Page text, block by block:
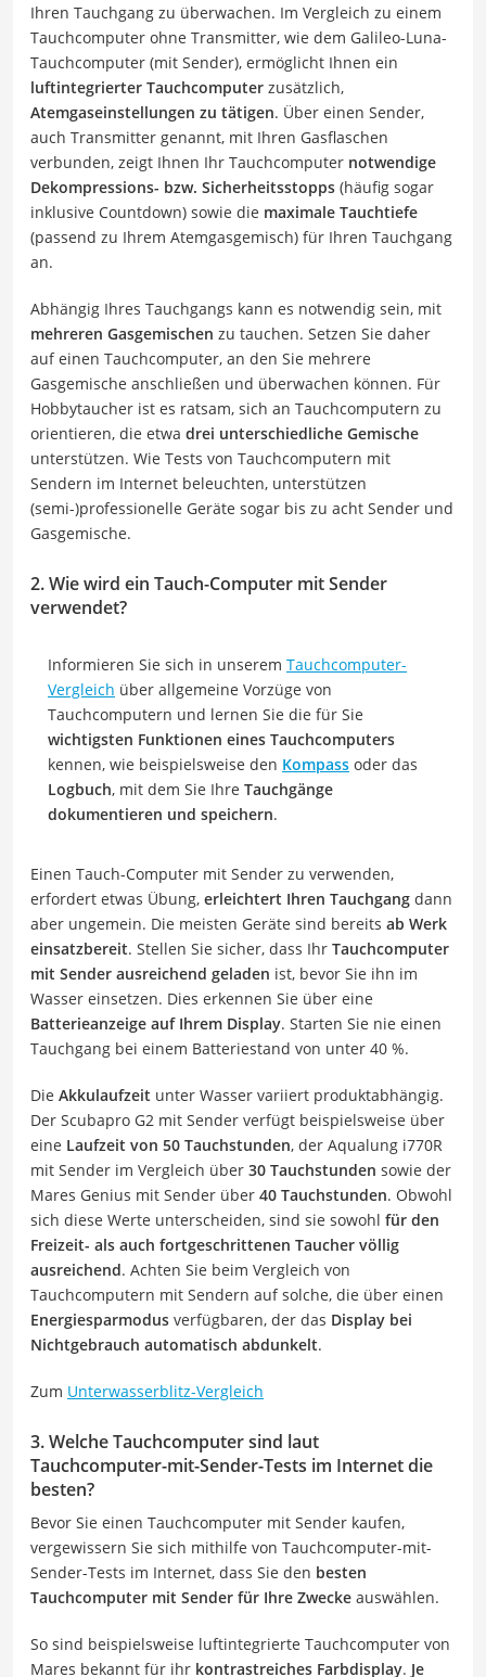
Ihren Tauchgang zu überwachen. Im Vergleich zu einem
Tauchcomputer ohne Transmitter, wie dem Galileo-Luna-
Tauchcomputer (mit Sender), ermöglicht Ihnen ein
luftintegrierter Tauchcomputer zusätzlich,
Atemgaseinstellungen zu tätigen. Über einen Sender,
auch Transmitter genannt, mit Ihren Gasflaschen
verbunden, zeigt Ihnen Ihr Tauchcomputer notwendige
Dekompressions- bzw. Sicherheitsstopps (häufig sogar
inklusive Countdown) sowie die maximale Tauchtiefe
(passend zu Ihrem Atemgasgemisch) für Ihren Tauchgang
an.
Abhängig Ihres Tauchgangs kann es notwendig sein, mit
mehreren Gasgemischen zu tauchen. Setzen Sie daher
auf einen Tauchcomputer, an den Sie mehrere
Gasgemische anschließen und überwachen können. Für
Hobbytaucher ist es ratsam, sich an Tauchcomputern zu
orientieren, die etwa drei unterschiedliche Gemische
unterstützen. Wie Tests von Tauchcomputern mit
Sendern im Internet beleuchten, unterstützen
(semi-)professionelle Geräte sogar bis zu acht Sender und
Gasgemische.
2. Wie wird ein Tauch-Computer mit Sender
verwendet?
Informieren Sie sich in unserem Tauchcomputer-
Vergleich über allgemeine Vorzüge von
Tauchcomputern und lernen Sie die für Sie
wichtigsten Funktionen eines Tauchcomputers
kennen, wie beispielsweise den Kompass oder das
Logbuch, mit dem Sie Ihre Tauchgänge
dokumentieren und speichern.
Einen Tauch-Computer mit Sender zu verwenden,
erfordert etwas Übung, erleichtert Ihren Tauchgang dann
aber ungemein. Die meisten Geräte sind bereits ab Werk
einsatzbereit. Stellen Sie sicher, dass Ihr Tauchcomputer
mit Sender ausreichend geladen ist, bevor Sie ihn im
Wasser einsetzen. Dies erkennen Sie über eine
Batterieanzeige auf Ihrem Display. Starten Sie nie einen
Tauchgang bei einem Batteriestand von unter 40 %.
Die Akkulaufzeit unter Wasser variiert produktabhängig.
Der Scubapro G2 mit Sender verfügt beispielsweise über
eine Laufzeit von 50 Tauchstunden, der Aqualung i770R
mit Sender im Vergleich über 30 Tauchstunden sowie der
Mares Genius mit Sender über 40 Tauchstunden. Obwohl
sich diese Werte unterscheiden, sind sie sowohl für den
Freizeit- als auch fortgeschrittenen Taucher völlig
ausreichend. Achten Sie beim Vergleich von
Tauchcomputern mit Sendern auf solche, die über einen
Energiesparmodus verfügbaren, der das Display bei
Nichtgebrauch automatisch abdunkelt.
Zum Unterwasserblitz-Vergleich
3. Welche Tauchcomputer sind laut
Tauchcomputer-mit-Sender-Tests im Internet die
besten?
Bevor Sie einen Tauchcomputer mit Sender kaufen,
vergewissern Sie sich mithilfe von Tauchcomputer-mit-
Sender-Tests im Internet, dass Sie den besten
Tauchcomputer mit Sender für Ihre Zwecke auswählen.
So sind beispielsweise luftintegrierte Tauchcomputer von
Mares bekannt für ihr kontrastreiches Farbdisplay. Je